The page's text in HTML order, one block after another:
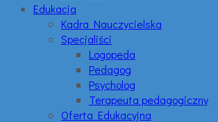
Edukacja
Kadra Nauczycielska
Specjaliści
Logopeda
Pedagog
Psycholog
Terapeuta pedagogiczny
Oferta Edukacyjna